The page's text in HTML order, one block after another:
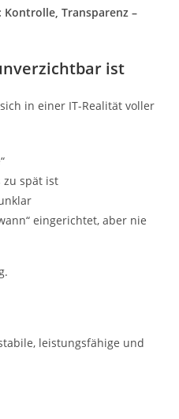
Transparenz –
ist
in einer IT-Realität voller
zu spät ist
eingerichtet, aber nie
leistungsfähige und